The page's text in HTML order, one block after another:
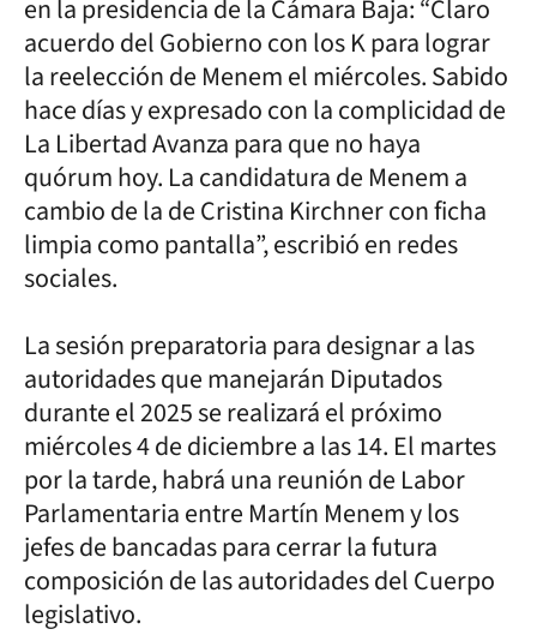
en la presidencia de la Cámara Baja: “Claro
acuerdo del Gobierno con los K para lograr
la reelección de Menem el miércoles. Sabido
hace días y expresado con la complicidad de
La Libertad Avanza para que no haya
quórum hoy. La candidatura de Menem a
cambio de la de Cristina Kirchner con ficha
limpia como pantalla”, escribió en redes
sociales.
La sesión preparatoria para designar a las
autoridades que manejarán Diputados
durante el 2025 se realizará el próximo
miércoles 4 de diciembre a las 14. El martes
por la tarde, habrá una reunión de Labor
Parlamentaria entre Martín Menem y los
jefes de bancadas para cerrar la futura
composición de las autoridades del Cuerpo
legislativo.